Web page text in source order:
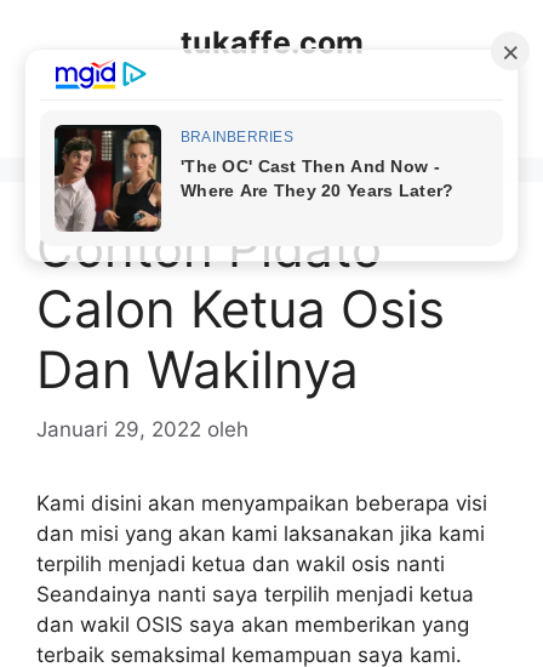
tukaffe.com
Contoh Pidato
Calon Ketua Osis
Dan Wakilnya
Januari 29, 2022 oleh
Kami disini akan menyampaikan beberapa visi
dan misi yang akan kami laksanakan jika kami
terpilih menjadi ketua dan wakil osis nanti
Seandainya nanti saya terpilih menjadi ketua
dan wakil OSIS saya akan memberikan yang
terbaik semaksimal kemampuan saya kami.